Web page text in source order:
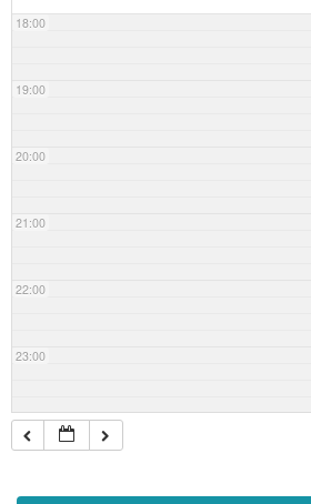
18:00
19:00
20:00
21:00
22:00
23:00